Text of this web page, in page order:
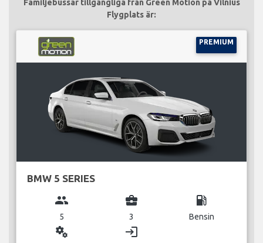
Familjebussar tillgängliga från Green Motion på Vilnius
Flygplats är:
PREMIUM
BMW 5 SERIES
group
5
business_center
3
local_gas_station
Bensin
miscellaneous_services login